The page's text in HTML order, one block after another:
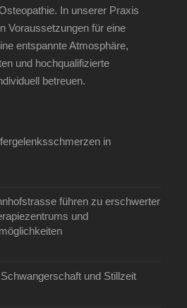
In unserer Praxis
Voraussetzungen für eine
entspannte Atmosphäre,
und hochqualifizierte
betreuen.
in
führen zu erschwerter
und
und Stillzeit